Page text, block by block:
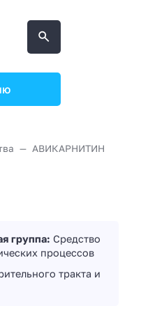
АВИКАРНИТИН
группа: Средство
процессов
тракта и